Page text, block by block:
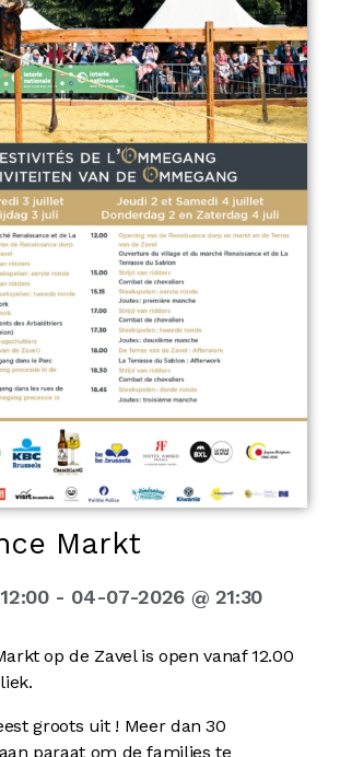
Markt
12:00 - 04-07-2026 @ 21:30
op de Zavel is open vanaf 12.00
groots uit ! Meer dan 30
paraat om de families te